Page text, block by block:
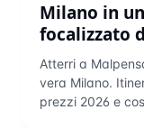
Milano in
focalizzato
Atterri a
vera Milano.
prezzi 2026 e